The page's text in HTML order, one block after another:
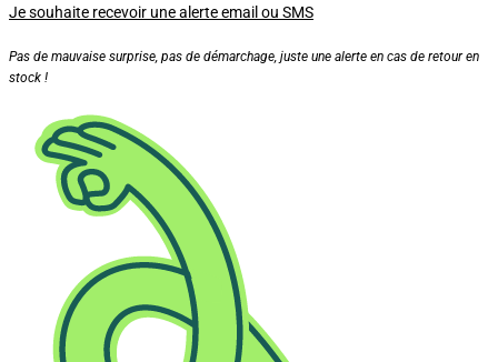
Je souhaite recevoir une alerte email ou SMS
Pas de mauvaise surprise, pas de démarchage, juste une alerte en cas de retour en
stock !